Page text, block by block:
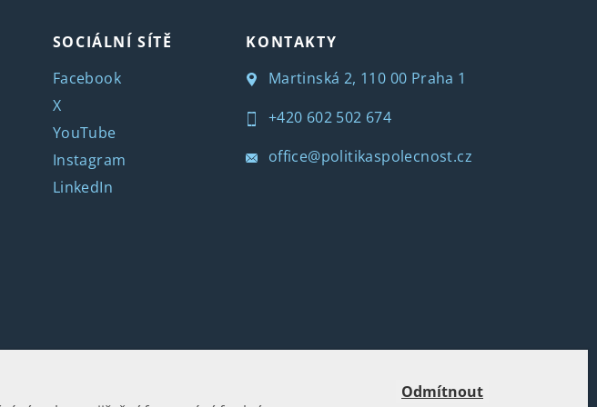
SOCIÁLNÍ SÍTĚ
Facebook
X
YouTube
Instagram
LinkedIn
KONTAKTY
Martinská 2, 110 00 Praha 1
+420 602 502 674
office@politikaspolecnost.cz
Odmítnout